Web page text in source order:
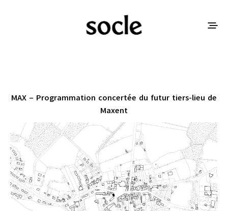
MAX – Programmation concertée du futur tiers-lieu de
Maxent